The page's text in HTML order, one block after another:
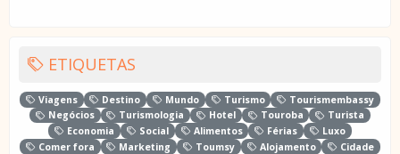
ETIQUETAS
Viagens Destino Mundo Turismo
Tourismembassy
Negócios
Turismologia Hotel Touroba
Turista
Economia
Social Alimentos Férias
Luxo
Comer fora
Marketing Toumsy Alojamento Cidade